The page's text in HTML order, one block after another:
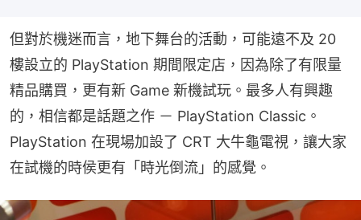
但對於機迷而言，地下舞台的活動，可能遠不及 20
樓設立的 PlayStation 期間限定店，因為除了有限量
精品購買，更有新 Game 新機試玩。最多人有興趣
的，相信都是話題之作 － PlayStation Classic。
PlayStation 在現場加設了 CRT 大牛龜電視，讓大家
在試機的時侯更有「時光倒流」的感覺。